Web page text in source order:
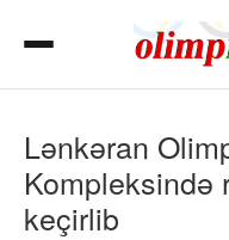
Lənkəran
Kompleksində
keçirlib